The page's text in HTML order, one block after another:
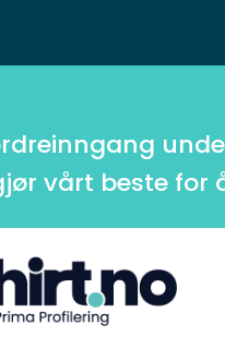
vårt beste for